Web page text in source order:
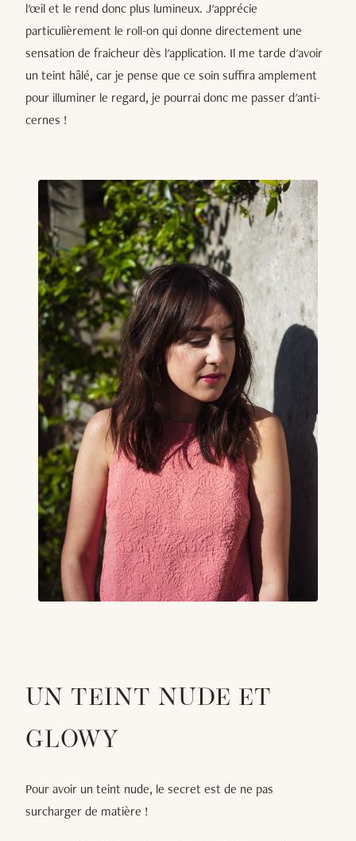
l'œil et le rend donc plus lumineux. J'apprécie
particulièrement le roll-on qui donne directement une
sensation de fraicheur dès l'application. Il me tarde d'avoir
un teint hâlé, car je pense que ce soin suffira amplement
pour illuminer le regard, je pourrai donc me passer d'anti-
cernes !
UN TEINT NUDE ET
GLOWY
Pour avoir un teint nude, le secret est de ne pas
surcharger de matière !